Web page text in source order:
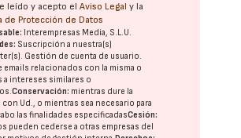
leído y acepto elAviso Legal y la
de Protección de Datos
Interempresas Media, S.L.U.
Suscripción a nuestra(s)
Gestión de cuenta de usuario.
emails relacionados con la misma o
a intereses similares o
Conservación: mientras dure la
Ud., o mientras sea necesario para
cabo las finalidades especificadasCesión:
pueden cederse a otras empresas del